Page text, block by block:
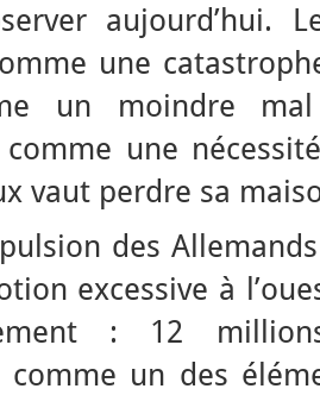
aujourd’hui.
une
un moindre
comme une
vaut perdre sa
des
excessive à
: 12
comme un des